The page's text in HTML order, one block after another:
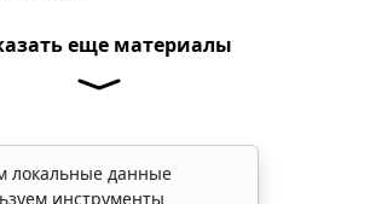
еще материалы
локальные данные
инструменты